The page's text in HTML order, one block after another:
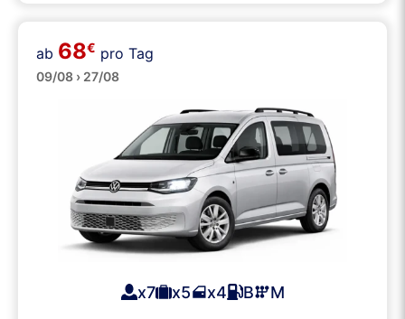
Kleinbusse
ab 68€ pro Tag
09/08 › 27/08
x7 x5 x4 B M